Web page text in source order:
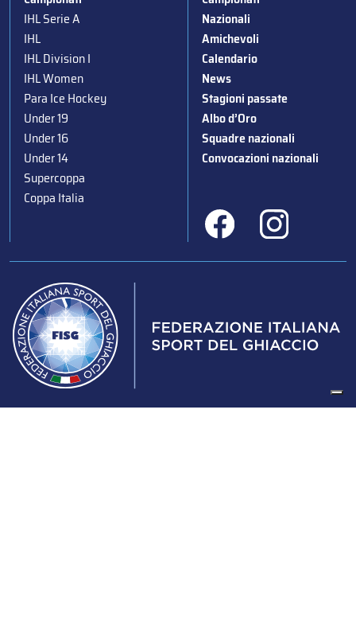
IHL Serie A
IHL
IHL Division I
IHL Women
Para Ice Hockey
Under 19
Under 16
Under 14
Supercoppa
Coppa Italia
Nazionali
Amichevoli
Calendario
News
Stagioni passate
Albo d’Oro
Squadre nazionali
Convocazioni nazionali